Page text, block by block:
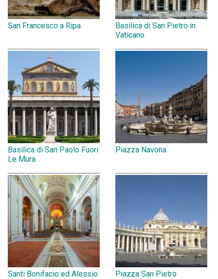
San Francesco a Ripa
Basilica di San Pietro in
Vaticano
Basilica di San Paolo Fuori
Le Mura
Piazza Navona
Santi Bonifacio ed Alessio Piazza San Pietro